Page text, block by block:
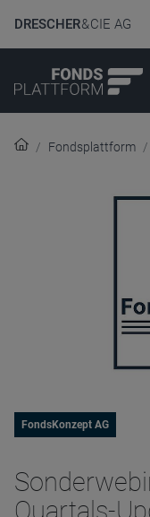
DRESCHER& CIE AG
Fondsplattform
FondsKonzept AG
Quartals-